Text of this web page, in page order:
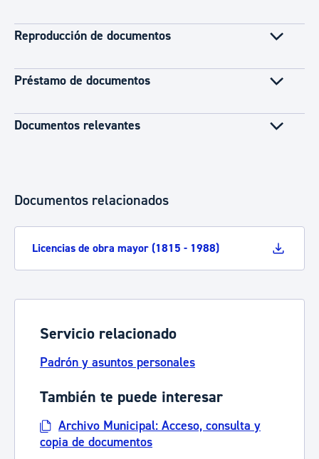
Reproducción de documentos
Préstamo de documentos
Documentos relevantes
Documentos relacionados
Licencias de obra mayor (1815 - 1988)
Servicio relacionado
Padrón y asuntos personales
También te puede interesar
Archivo Municipal: Acceso, consulta y
copia de documentos